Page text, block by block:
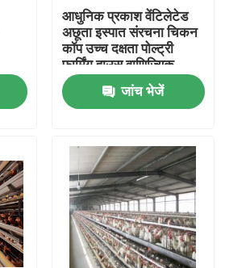
आधुनिक प्रकाश वेंटिलेटेड
अछूता इस्पात संरचना चिकन
कॉप उच्च दक्षता पोल्ट्री
फार्मिंग हाउस वाणिज्यिक
प्रजनन
जांच भेजें